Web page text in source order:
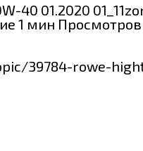
1 мин Просмотров
39784-rowe-